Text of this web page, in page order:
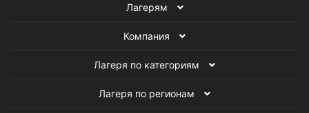
Лагерям
Компания
Лагеря по категориям
Лагеря по регионам